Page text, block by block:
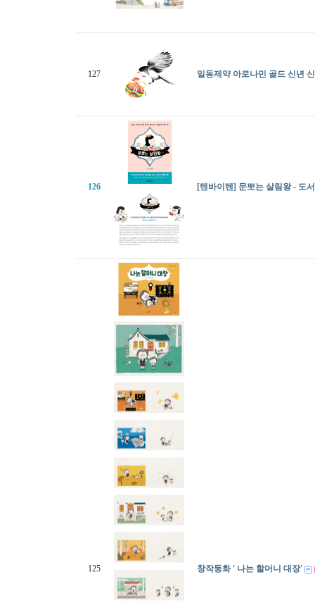
127 일동제약 아로나민 골드 신년
126 [텐바이텐] 문뽀는 살림왕 - 도
125 창작동화 ' 나는 할머니 대장'